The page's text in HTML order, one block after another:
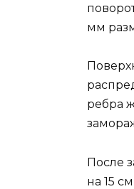
мм
ребра
После
на 15